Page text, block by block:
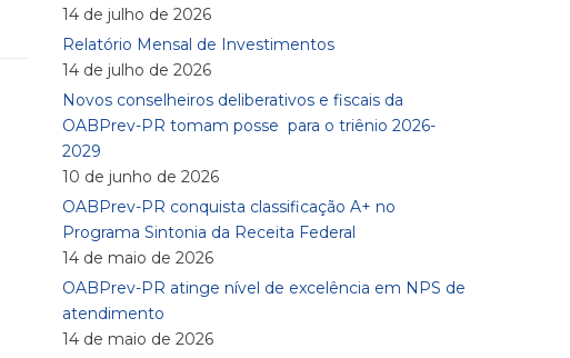
14 de julho de 2026
Relatório Mensal de Investimentos
14 de julho de 2026
Novos conselheiros deliberativos e fiscais da
OABPrev-PR tomam posse para o triênio 2026-
2029
10 de junho de 2026
OABPrev-PR conquista classificação A+ no
Programa Sintonia da Receita Federal
14 de maio de 2026
OABPrev-PR atinge nível de excelência em NPS de
atendimento
14 de maio de 2026